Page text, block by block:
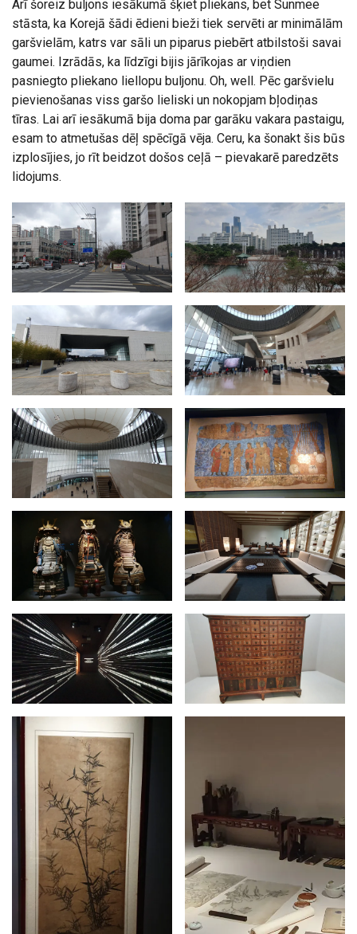
Arī šoreiz buljons iesākumā šķiet pliekans, bet Sunmee
stāsta, ka Korejā šādi ēdieni bieži tiek servēti ar minimālām
garšvielām, katrs var sāli un piparus piebērt atbilstoši savai
gaumei. Izrādās, ka līdzīgi bijis jārīkojas ar viņdien
pasniegto pliekano liellopu buljonu. Oh, well. Pēc garšvielu
pievienošanas viss garšo lieliski un nokopjam bļodiņas
tīras. Lai arī iesākumā bija doma par garāku vakara pastaigu,
esam to atmetušas dēļ spēcīgā vēja. Ceru, ka šonakt šis būs
izplosījies, jo rīt beidzot došos ceļā – pievakarē paredzēts
lidojums.